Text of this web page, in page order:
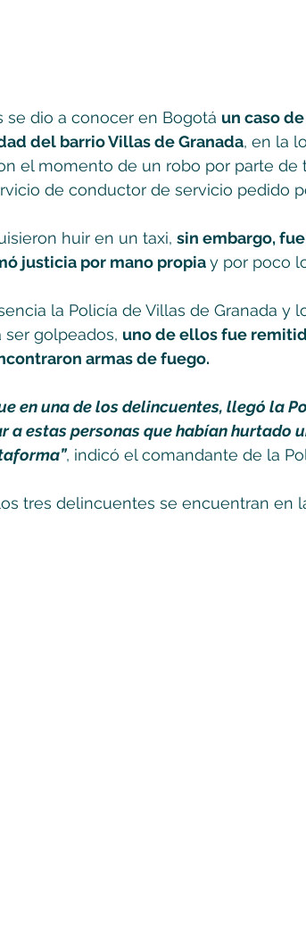
se dio a conocer en Bogotá un caso
del barrio Villas de Granada, en la
el momento de un robo por parte de
de conductor de servicio pedido
huir en un taxi, sin embargo,
justicia por mano propia y por poco
la Policía de Villas de Granada y
ser golpeados, uno de ellos fue
armas de fuego.
en una de los delincuentes, llegó la
a estas personas que habían hurtado
, indicó el comandante de la
tres delincuentes se encuentran en